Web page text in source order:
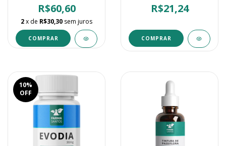
R$60,60
2x de R$30,30 sem juros
COMPRAR
R$21,24
10%
OFF